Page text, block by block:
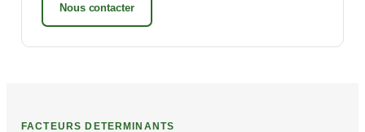
Nous contacter
FACTEURS DETERMINANTS